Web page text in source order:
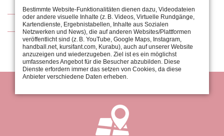
Trainer
Kontakt
Bestimmte Website-Funktionalitäten dienen dazu, Videodateien
oder andere visuelle Inhalte (z. B. Videos, Virtuelle Rundgänge,
Kartendienste, Ergebnistabellen, Inhalte aus Sozialen
Netzwerken und News), die auf anderen Websites/Plattformen
veröffentlicht sind (z. B. YouTube, Google Maps, Instagram,
handball.net, kursifant.com, Kurabu), auch auf unserer Website
anzuzeigen und wiederzugeben. Ziel ist es ein möglichst
umfassendes Angebot für die Besucher abzubilden. Diese
Dienste erfordern immer das setzen von Cookies, da diese
Anbieter verschiedene Daten erheben.